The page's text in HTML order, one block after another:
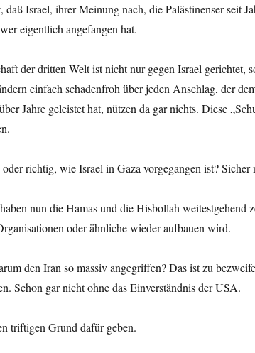
daß Israel, ihrer Meinung nach, die Palästinenser seit
eigentlich angefangen hat.
der dritten Welt ist nicht nur gegen Israel gerichtet,
einfach schadenfroh über jeden Anschlag, der
Jahre geleistet hat, nützen da gar nichts. Diese
richtig, wie Israel in Gaza vorgegangen ist?
nun die Hamas und die Hisbollah weitestgehend
oder ähnliche wieder aufbauen wird.
den Iran so massiv angegriffen? Das ist zu
Schon gar nicht ohne das Einverständnis der USA.
triftigen Grund dafür geben.